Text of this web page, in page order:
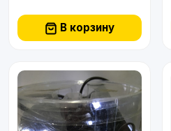
В корзину